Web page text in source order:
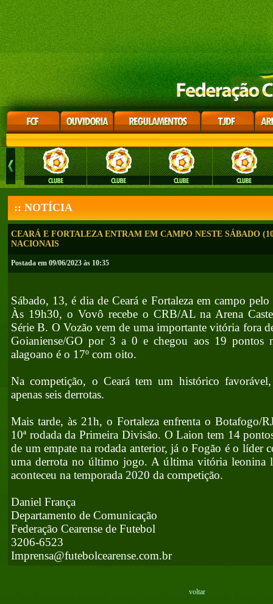
:: NOTÍCIA
CEARÁ E FORTALEZA ENTRAM EM CAMPO NESTE SÁBADO
NACIONAIS
Postada em 09/06/2023 às 10:35
Sábado, 13, é dia de Ceará e Fortaleza em campo
Às 19h30, o Vovô recebe o CRB/AL na Arena
Série B. O Vozão vem de uma importante vitória fora
Goianiense/GO por 3 a 0 e chegou aos 19 pontos
alagoano é o 17º com oito.
Na competição, o Ceará tem um histórico
apenas seis derrotas.
Mais tarde, às 21h, o Fortaleza enfrenta o Botafogo/
10ª rodada da Primeira Divisão. O Laion tem 14
de um empate na rodada anterior, já o Fogão é o líder
uma derrota no último jogo. A última vitória leonina
aconteceu na temporada 2020 da competição.
Daniel França
Departamento de Comunicação
Federação Cearense de Futebol
3206-6523
Imprensa@futebolcearense.com.br
voltar